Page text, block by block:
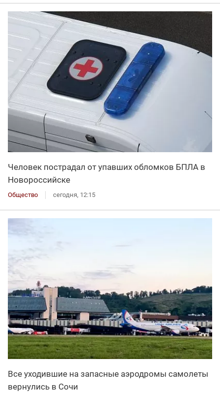
Человек пострадал от упавших обломков БПЛА в
Новороссийске
Общество сегодня, 12:15
Все уходившие на запасные аэродромы самолеты
вернулись в Сочи